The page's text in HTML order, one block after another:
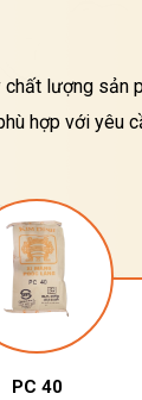
chất lượng sản
hợp với yêu
PC 50